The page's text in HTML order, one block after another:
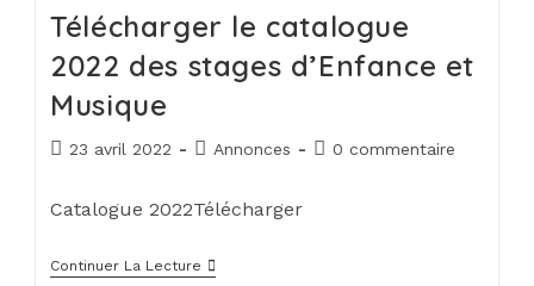
Télécharger le catalogue
2022 des stages d’Enfance et
Musique
23 avril 2022 Annonces 0 commentaire
Catalogue 2022Télécharger
Continuer La Lecture